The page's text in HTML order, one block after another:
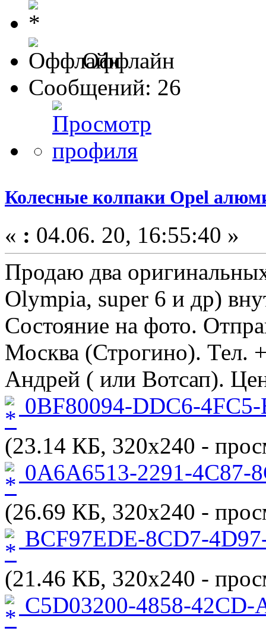
Оффлайн
Сообщений: 26
Колесные колпаки Opel
« : 04.06. 20, 16:55:40 »
Продаю два
Olympia, super 6 и др)
Состояние на фото.
Москва (Строгино). Тел.
Андрей ( или Вотсап).
0BF80094-DDC6-
(23.14 КБ, 320x240 -
0A6A6513-2291-4C87-
(26.69 КБ, 320x240 -
BCF97EDE-8CD7-
(21.46 КБ, 320x240 -
C5D03200-4858-